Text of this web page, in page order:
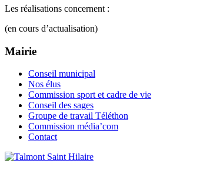
Les réalisations concernent :
(en cours d’actualisation)
Mairie
Conseil municipal
Nos élus
Commission sport et cadre de vie
Conseil des sages
Groupe de travail Téléthon
Commission média’com
Contact